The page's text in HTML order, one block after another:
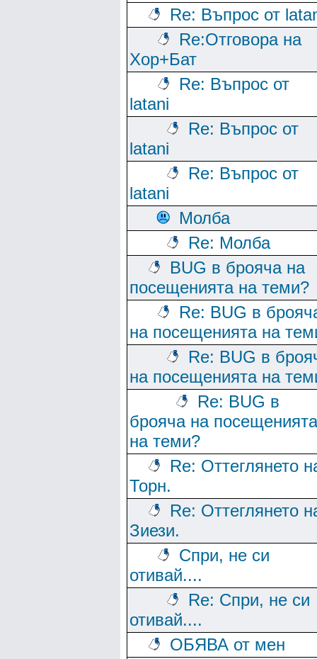
Re: Въпрос от
Re:Отговора на
Хор+Бат
Re: Въпрос от
latani
Re: Въпрос от
latani
Re: Въпрос от
latani
Молба
Re: Молба
BUG в брояча на
посещенията на теми?
Re: BUG в
на посещенията на
Re: BUG в
на посещенията на
Re: BUG в
брояча на посещенията
на теми?
Re: Оттеглянето
Торн.
Re: Оттеглянето
Зиези.
Спри, не си
отивай....
Re: Спри, не си
отивай....
ОБЯВА от мен